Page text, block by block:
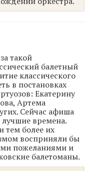
такой
балетный
классического
в постановках
Екатерину
Артема
Сейчас афиша
времена.
тем более их
восприняли бы
пожеланиями и
балетоманы.